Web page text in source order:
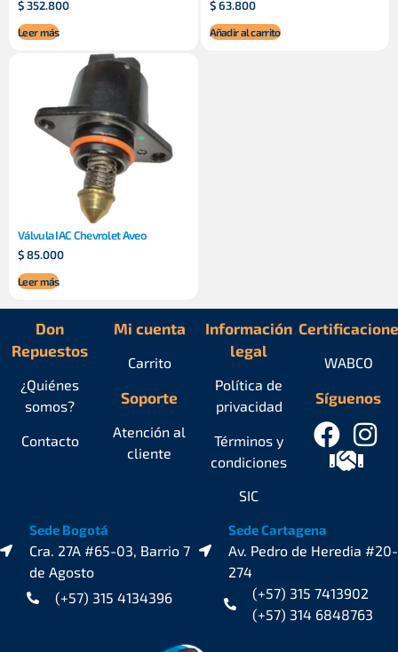
$352.800
Leer más
$63.800
Añadir al carrito
Válvula IAC Chevrolet Aveo
$85.000
Leer más
Don
Repuestos
¿Quiénes
somos?
Contacto
Mi cuenta
Carrito
Soporte
Atención al
cliente
Información
legal
Política de
privacidad
Términos y
condiciones
SIC
Síguenos
WABCO
Sede Bogotá
Cra. 27A #65-03, Barrio 7
de Agosto
(+57) 315 4134396
Sede Cartagena
Av. Pedro de Heredia #20-
274
(+57) 315 7413902
(+57) 314 6848763